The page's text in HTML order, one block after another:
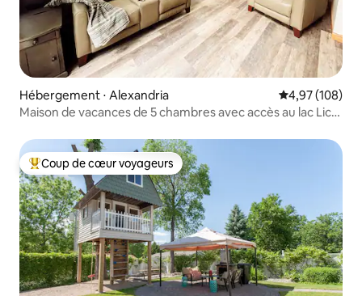
Hébergement ⋅ Alexandria Évaluation
4,97 (108)
Maison de vacances de 5 chambres avec accès au lac Lic
Coups de cœur voyageurs les plus appréciés
Coup de cœur voyageurs